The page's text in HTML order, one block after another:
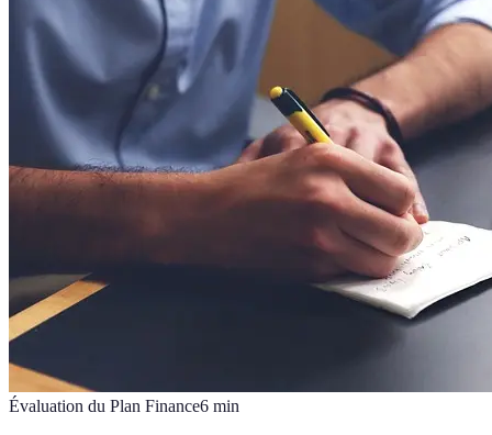
Évaluation du Plan Finance6 min